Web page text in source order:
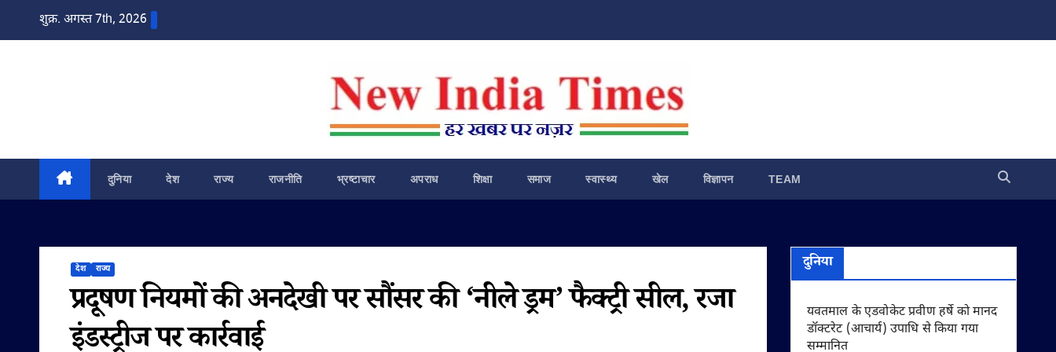
शुक्र. अगस्त 7th, 2026
दुनिया देश राज्य राजनीति भ्रष्टाचार अपराध शिक्षा समाज स्वास्थ्य खेल विज्ञापन TEAM
देश राज्य
प्रदूषण नियमों की अनदेखी पर सौंसर की ‘नीले ड्रम’ फैक्ट्री सील, रजा
इंडस्ट्रीज पर कार्रवाई
दुनिया
यवतमाल के एडवोकेट प्रवीण हर्षे को मानद
डॉक्टरेट (आचार्य) उपाधि से किया गया
सम्मानित